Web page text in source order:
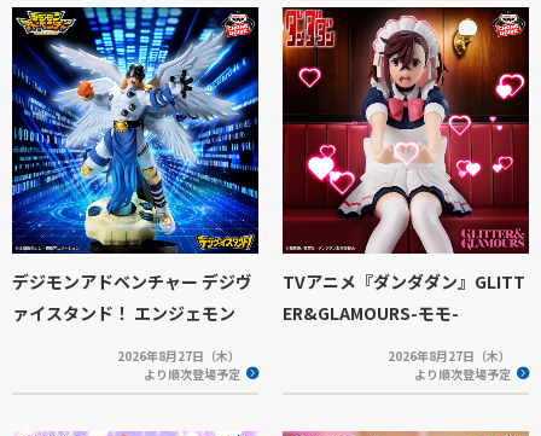
デジモンアドベンチャー デジヴ
ァイスタンド！ エンジェモン
2026年8月27日（木）
より順次登場予定
TVアニメ『ダンダダン』GLITT
ER&GLAMOURS-モモ-
2026年8月27日（木）
より順次登場予定